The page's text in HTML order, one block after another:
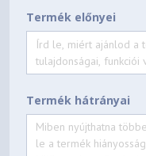
Termék előnyei
Termék hátrányai